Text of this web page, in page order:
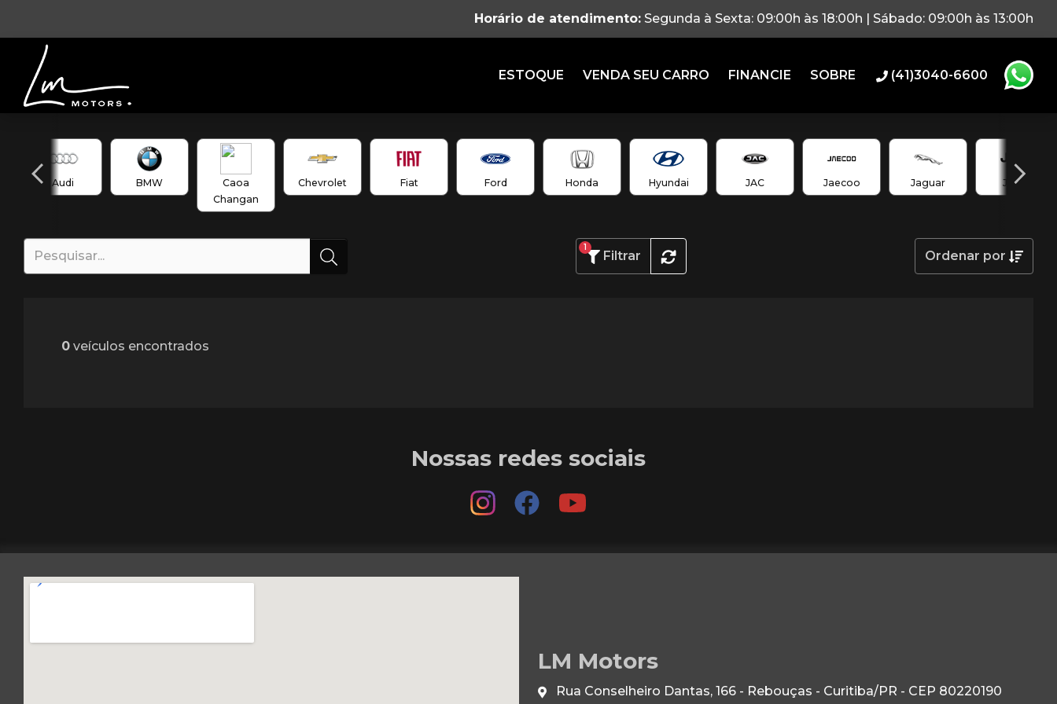
Horário de atendimento: Segunda à Sexta: 09:00h às 18:00h | Sábado: 09:00h às 13:00h
ESTOQUE VENDA SEU CARRO FINANCIE SOBRE (41)3040-6600
Audi BMW
Caoa
Changan
Chevrolet Fiat Ford Honda Hyundai JAC Jaecoo Jaguar Jeep
Filtrar
1
Ordenar por
0 veículos encontrados
Nossas redes sociais
LM Motors
Rua Conselheiro Dantas, 166 - Rebouças - Curitiba/PR - CEP 80220190